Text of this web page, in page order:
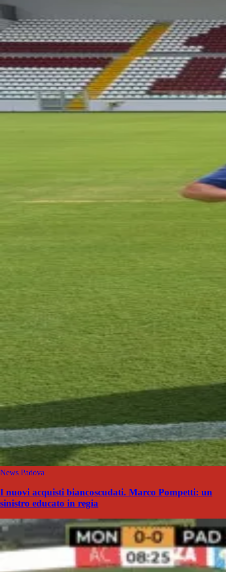
News Padova
I nuovi acquisti biancoscudati. Marco Pompetti: un
sinistro educato in regia